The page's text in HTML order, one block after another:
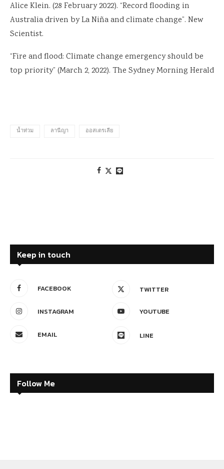
Alice Klein. (28 February 2022). “Record flooding in
Australia driven by La Niña and climate change”. New
Scientist.
“Fire and flood: Climate change emergency should be
top priority” (March 2, 2022). The Sydney Morning Herald
น้ำท่วม ลานีญา ออสเตรเลีย
Keep in touch
FACEBOOK TWITTER
INSTAGRAM YOUTUBE
EMAIL LINE
Follow Me